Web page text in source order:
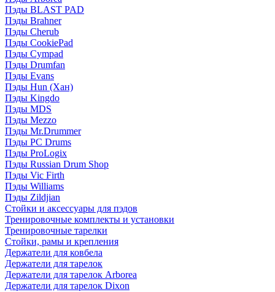
Пэды BLAST PAD
Пэды Brahner
Пэды Cherub
Пэды CookiePad
Пэды Cympad
Пэды Drumfan
Пэды Evans
Пэды Hun (Хан)
Пэды Kingdo
Пэды MDS
Пэды Mezzo
Пэды Mr.Drummer
Пэды PC Drums
Пэды ProLogix
Пэды Russian Drum Shop
Пэды Vic Firth
Пэды Williams
Пэды Zildjian
Стойки и аксессуары для пэдов
Тренировочные комплекты и установки
Тренировочные тарелки
Стойки, рамы и крепления
Держатели для ковбела
Держатели для тарелок
Держатели для тарелок Arborea
Держатели для тарелок Dixon